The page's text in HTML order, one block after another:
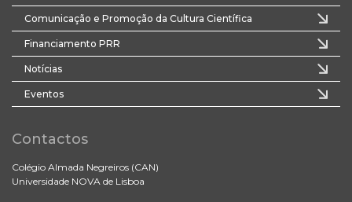
Comunicação e Promoção da Cultura Científica
Financiamento PRR
Notícias
Eventos
Contactos
Colégio Almada Negreiros (CAN)
Universidade NOVA de Lisboa